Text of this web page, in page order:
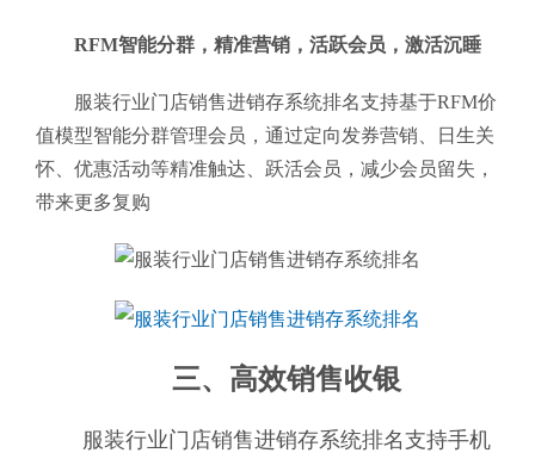
RFM智能分群，精准营销，活跃会员，激活沉睡
服装行业门店销售进销存系统排名支持基于RFM价
值模型智能分群管理会员，通过定向发券营销、日生关
怀、优惠活动等精准触达、跃活会员，减少会员留失，
带来更多复购
三、高效销售收银
服装行业门店销售进销存系统排名支持手机